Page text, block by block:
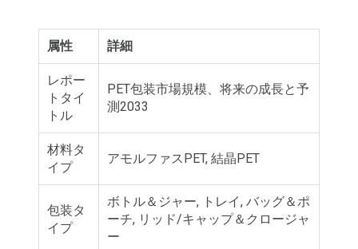
属性 詳細
レポー
トタイ
トル
PET包装市場規模、将来の成長と予
測2033
材料タ
イプ
アモルファスPET, 結晶PET
包装タ
イプ
ボトル＆ジャー, トレイ, バッグ＆ポ
ーチ, リッド/キャップ＆クロージャ
ー